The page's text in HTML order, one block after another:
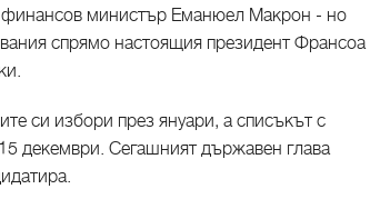
министър Еманюел Макрон - но
спрямо настоящия президент Франсоа
си избори през януари, а списъкът с
декември. Сегашният държавен глава